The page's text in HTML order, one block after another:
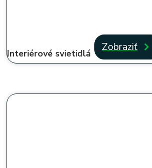
Interiérové svietidlá Zobraziť